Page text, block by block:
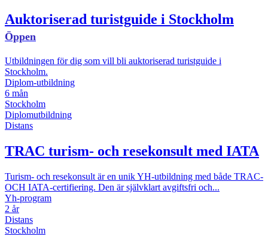
Auktoriserad turistguide i Stockholm
Öppen
Utbildningen för dig som vill bli auktoriserad turistguide i
Stockholm.
Diplom-utbildning
6 mån
Stockholm
Diplomutbildning
Distans
TRAC turism- och resekonsult med IATA
Turism- och resekonsult är en unik YH-utbildning med både TRAC-
OCH IATA-certifiering. Den är självklart avgiftsfri och...
Yh-program
2 år
Distans
Stockholm